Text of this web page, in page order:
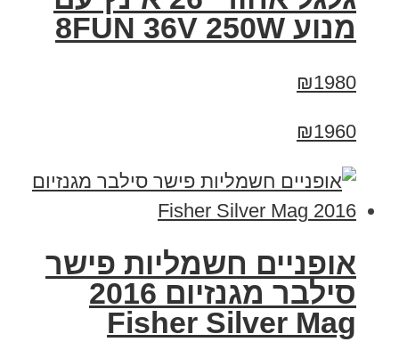
מנוע 8FUN 36V 250W
₪1980
₪1960
אופניים חשמליות פישר
סילבר מגנזיום 2016
Fisher Silver Mag